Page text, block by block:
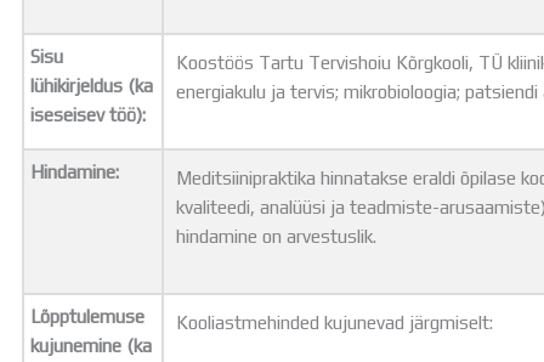
Sisu
lühikirjeldus (ka
iseseisev töö):
Koostöös Tartu Tervishoiu Kõrgkooli, TÜ
energiakulu ja tervis; mikrobioloogia;
Hindamine:
Meditsiinipraktika hinnatakse eraldi õpilase
kvaliteedi, analüüsi ja teadmiste-
hindamine on arvestuslik.
Lõpptulemuse
kujunemine (ka
Kooliastmehinded kujunevad järgmiselt: